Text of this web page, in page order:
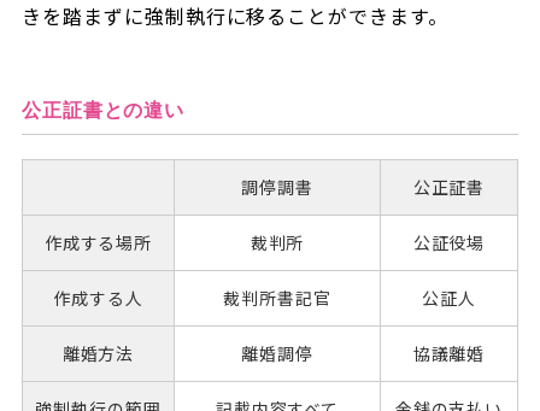
きを踏まずに強制執行に移ることができます。
公正証書との違い
調停調書 公正証書
作成する場所 裁判所 公証役場
作成する人 裁判所書記官 公証人
離婚方法 離婚調停 協議離婚